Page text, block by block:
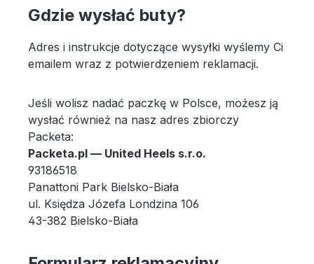
Gdzie wysłać buty?
Adres i instrukcje dotyczące wysyłki wyślemy Ci
emailem wraz z potwierdzeniem reklamacji.
Jeśli wolisz nadać paczkę w Polsce, możesz ją
wysłać również na nasz adres zbiorczy
Packeta:
Packeta.pl — United Heels s.r.o.
93186518
Panattoni Park Bielsko-Biała
ul. Księdza Józefa Londzina 106
43-382 Bielsko-Biała